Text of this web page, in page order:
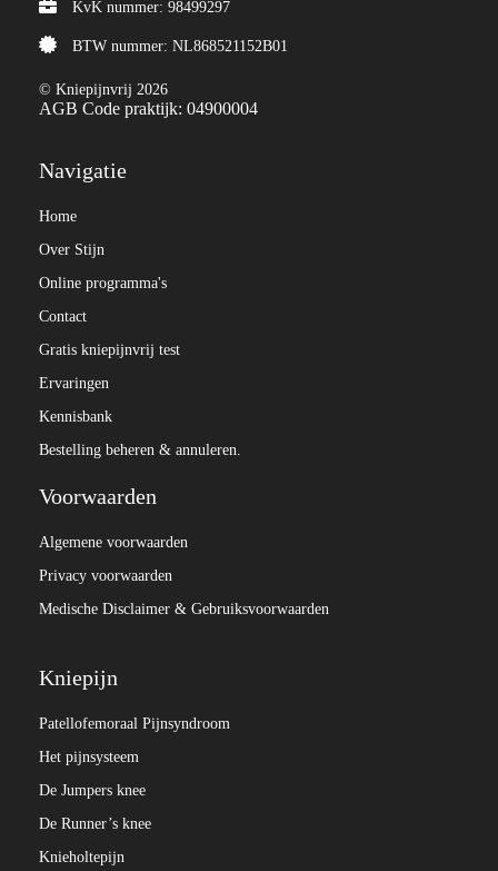
KvK nummer: 98499297
BTW nummer: NL868521152B01
© Kniepijnvrij 2026
AGB Code praktijk: 04900004
Navigatie
Home
Over Stijn
Online programma's
Contact
Gratis kniepijnvrij test
Ervaringen
Kennisbank
Bestelling beheren & annuleren.
Voorwaarden
Algemene voorwaarden
Privacy voorwaarden
Medische Disclaimer & Gebruiksvoorwaarden
Kniepijn
Patellofemoraal Pijnsyndroom
Het pijnsysteem
De Jumpers knee
De Runner’s knee
Knieholtepijn